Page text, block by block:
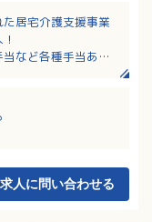
居宅介護支援事業
など各種手当あ
人に問い合わせる